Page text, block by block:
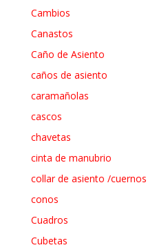
Cambios
Canastos
Caño de Asiento
caños de asiento
caramañolas
cascos
chavetas
cinta de manubrio
collar de asiento /cuernos
conos
Cuadros
Cubetas